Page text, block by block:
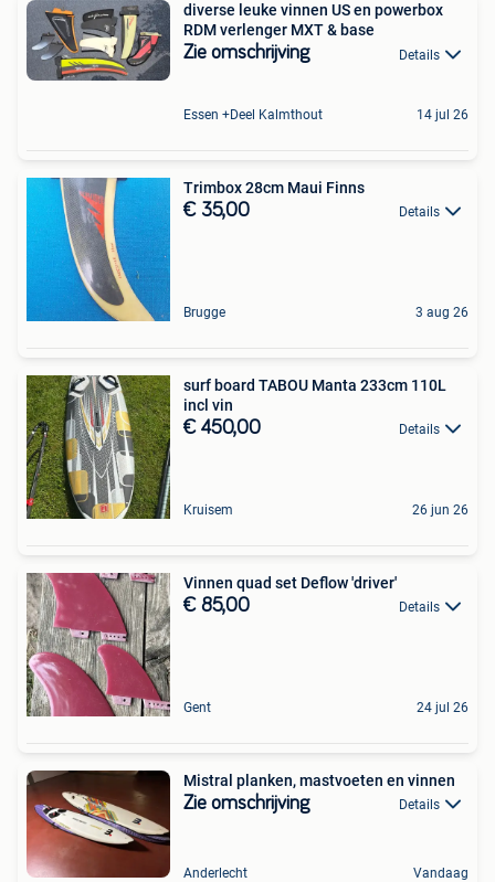
diverse leuke vinnen US en powerbox
RDM verlenger MXT & base
Zie omschrijving Details
Essen +Deel Kalmthout 14 jul 26
Trimbox 28cm Maui Finns
€ 35,00 Details
Brugge 3 aug 26
surf board TABOU Manta 233cm 110L
incl vin
€ 450,00 Details
Kruisem 26 jun 26
Vinnen quad set Deflow 'driver'
€ 85,00 Details
Gent 24 jul 26
Mistral planken, mastvoeten en vinnen
Zie omschrijving Details
Anderlecht Vandaag